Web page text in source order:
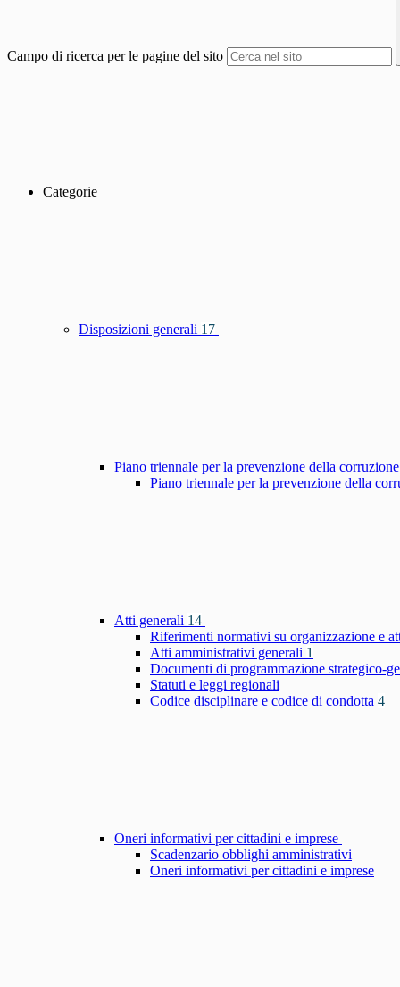
Campo di ricerca per le pagine del sito
Categorie
Disposizioni generali 17
Piano triennale per la prevenzione della
Piano triennale per la prevenzione della
Atti generali 14
Riferimenti normativi su organizzazione e
Atti amministrativi generali 1
Documenti di programmazione strategico-
Statuti e leggi regionali
Codice disciplinare e codice di condotta 4
Oneri informativi per cittadini e imprese
Scadenzario obblighi amministrativi
Oneri informativi per cittadini e imprese